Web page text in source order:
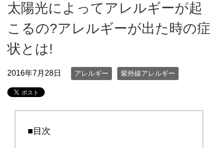
太陽光によってアレルギーが起
こるの?アレルギーが出た時の症
状とは!
2016年7月28日 アレルギー 紫外線アレルギー
■目次